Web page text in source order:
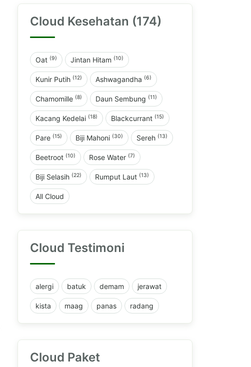
Cloud Kesehatan (174)
Oat (9) Jintan Hitam (10)
Kunir Putih (12) Ashwagandha (6)
Chamomille (8) Daun Sembung (11)
Kacang Kedelai (18) Blackcurrant (15)
Pare (15) Biji Mahoni (30) Sereh (13)
Beetroot (10) Rose Water (7)
Biji Selasih (22) Rumput Laut (13)
All Cloud
Cloud Testimoni
alergi batuk demam jerawat
kista maag panas radang
Cloud Paket